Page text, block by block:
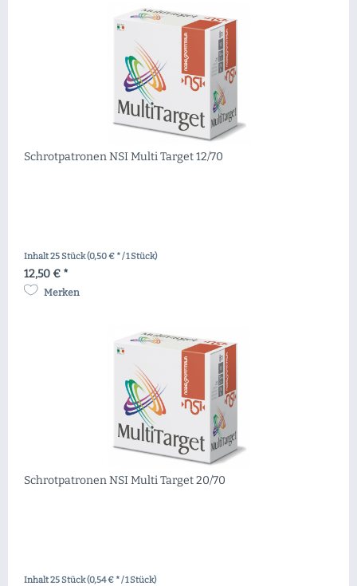
Schrotpatronen NSI Multi Target 12/70
Inhalt25 Stück(0,50 € * / 1 Stück)
12,50 € *
Merken
Schrotpatronen NSI Multi Target 20/70
Inhalt25 Stück(0,54 € * / 1 Stück)